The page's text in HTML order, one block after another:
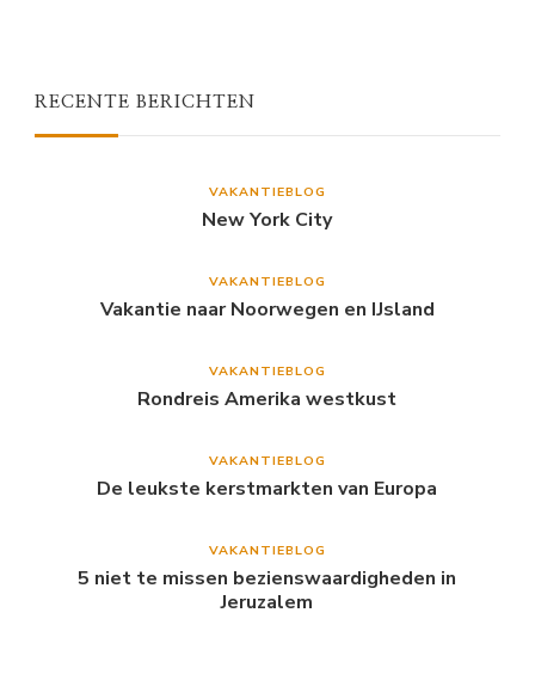
RECENTE BERICHTEN
VAKANTIEBLOG
New York City
VAKANTIEBLOG
Vakantie naar Noorwegen en IJsland
VAKANTIEBLOG
Rondreis Amerika westkust
VAKANTIEBLOG
De leukste kerstmarkten van Europa
VAKANTIEBLOG
5 niet te missen bezienswaardigheden in
Jeruzalem